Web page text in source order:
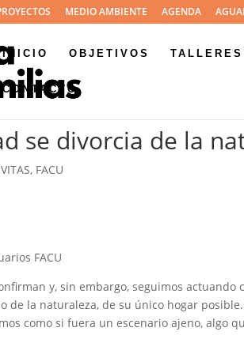
MEDIO AMBIENTE AGENDA
INICIO OBJETIVOS TALLERES
CONTACTO
se divorcia de la
, FACU
FACU
y, sin embargo, seguimos actuando
de la naturaleza, de su único hogar
como si fuera un escenario ajeno, algo